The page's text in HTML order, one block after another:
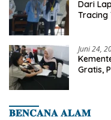
Dari
Tracing
Juni 24,
Gratis,
𝐁𝐄𝐍𝐂𝐀𝐍𝐀 𝐀𝐋𝐀𝐌